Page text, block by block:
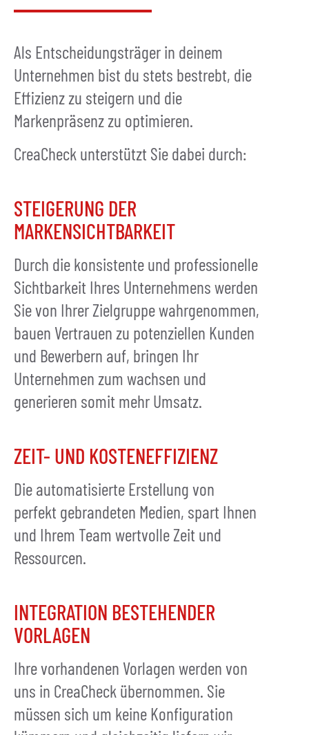
Als Entscheidungsträger in deinem
Unternehmen bist du stets bestrebt, die
Effizienz zu steigern und die
Markenpräsenz zu optimieren.
CreaCheck unterstützt Sie dabei durch:
STEIGERUNG DER
MARKENSICHTBARKEIT
Durch die konsistente und professionelle
Sichtbarkeit Ihres Unternehmens werden
Sie von Ihrer Zielgruppe wahrgenommen,
bauen Vertrauen zu potenziellen Kunden
und Bewerbern auf, bringen Ihr
Unternehmen zum wachsen und
generieren somit mehr Umsatz.
ZEIT- UND KOSTENEFFIZIENZ
Die automatisierte Erstellung von
perfekt gebrandeten Medien, spart Ihnen
und Ihrem Team wertvolle Zeit und
Ressourcen.
INTEGRATION BESTEHENDER
VORLAGEN
Ihre vorhandenen Vorlagen werden von
uns in CreaCheck übernommen. Sie
müssen sich um keine Konfiguration